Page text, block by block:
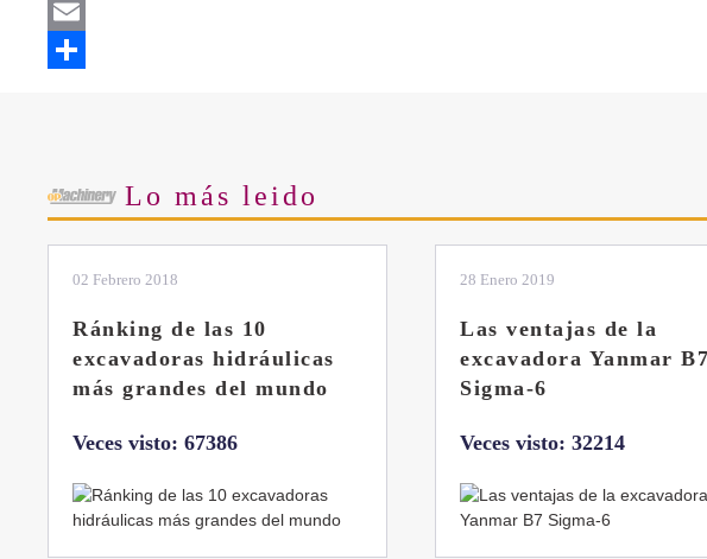
Twitter
Email
Lo más leido
28 Enero 2019
Las ventajas de la
excavadora Yanmar B7
Sigma-6
Veces visto: 32214
11 Marzo 2019
El sistema SLGS de
Liebherr